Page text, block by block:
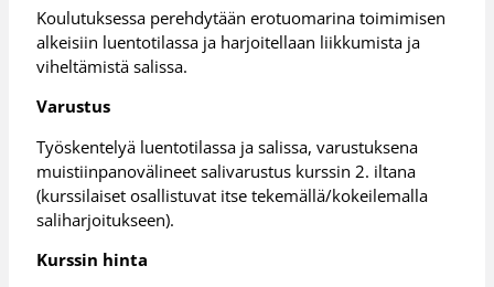
Koulutuksessa perehdytään erotuomarina toimimisen
alkeisiin luentotilassa ja harjoitellaan liikkumista ja
viheltämistä salissa.
Varustus
Työskentelyä luentotilassa ja salissa, varustuksena
muistiinpanovälineet salivarustus kurssin 2. iltana
(kurssilaiset osallistuvat itse tekemällä/kokeilemalla
saliharjoitukseen).
Kurssin hinta